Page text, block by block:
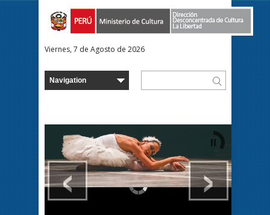
Viernes, 7 de Agosto de 2026
›
‹